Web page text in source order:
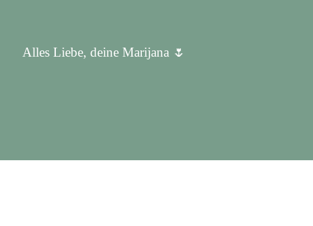
Alles Liebe, deine Marijana 🌷